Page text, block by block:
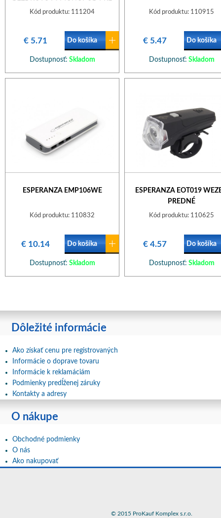
SMARTFÓNY NA VYTVÁRANIE
Kód produktu: 111204
€ 5.71 Do košíka
Dostupnosť: Skladom
Kód produktu: 110915
€ 5.47 Do košíka
Dostupnosť: Skladom
ESPERANZA EMP106WE
Kód produktu: 110832
€ 10.14 Do košíka
Dostupnosť: Skladom
ESPERANZA EOT019
PREDNÉ
Kód produktu: 110625
€ 4.57 Do košíka
Dostupnosť: Skladom
Dôležité informácie
Ako získať cenu pre registrovaných
Informácie o doprave tovaru
Informácie k reklamáciám
Podmienky predĺženej záruky
Kontakty a adresy
O nákupe
Obchodné podmienky
O nás
Ako nakupovať
© 2015 ProKauf Komplex s.r.o.